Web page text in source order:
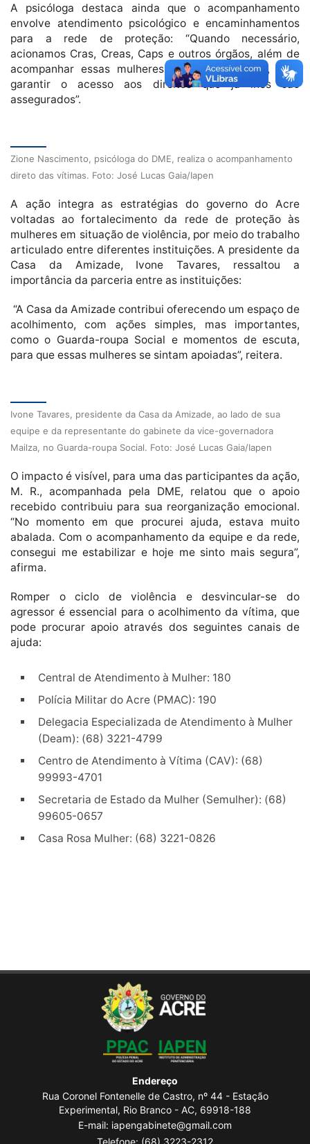
A psicóloga destaca ainda que o acompanhamento
envolve atendimento psicológico e encaminhamentos
para a rede de proteção: “Quando necessário,
acionamos Cras, Creas, Caps e outros órgãos, além de
acompanhar essas mulheres nos atendimentos, para
garantir o acesso aos direitos que já lhes são
assegurados”.
Zione Nascimento, psicóloga do DME, realiza o acompanhamento
direto das vítimas. Foto: José Lucas Gaia/Iapen
A ação integra as estratégias do governo do Acre
voltadas ao fortalecimento da rede de proteção às
mulheres em situação de violência, por meio do trabalho
articulado entre diferentes instituições. A presidente da
Casa da Amizade, Ivone Tavares, ressaltou a
importância da parceria entre as instituições:
“A Casa da Amizade contribui oferecendo um espaço de
acolhimento, com ações simples, mas importantes,
como o Guarda-roupa Social e momentos de escuta,
para que essas mulheres se sintam apoiadas”, reitera.
Ivone Tavares, presidente da Casa da Amizade, ao lado de sua
equipe e da representante do gabinete da vice-governadora
Mailza, no Guarda-roupa Social. Foto: José Lucas Gaia/Iapen
O impacto é visível, para uma das participantes da ação,
M. R., acompanhada pela DME, relatou que o apoio
recebido contribuiu para sua reorganização emocional.
“No momento em que procurei ajuda, estava muito
abalada. Com o acompanhamento da equipe e da rede,
consegui me estabilizar e hoje me sinto mais segura”,
afirma.
Romper o ciclo de violência e desvincular-se do
agressor é essencial para o acolhimento da vítima, que
pode procurar apoio através dos seguintes canais de
ajuda:
Central de Atendimento à Mulher: 180
Polícia Militar do Acre (PMAC): 190
Delegacia Especializada de Atendimento à Mulher
(Deam): (68) 3221-4799
Centro de Atendimento à Vítima (CAV): (68)
99993-4701
Secretaria de Estado da Mulher (Semulher): (68)
99605-0657
Casa Rosa Mulher: (68) 3221-0826
Endereço
Rua Coronel Fontenelle de Castro, nº 44 - Estação
Experimental, Rio Branco - AC, 69918-188
E-mail: iapengabinete@gmail.com
Telefone: (68) 3223-2312